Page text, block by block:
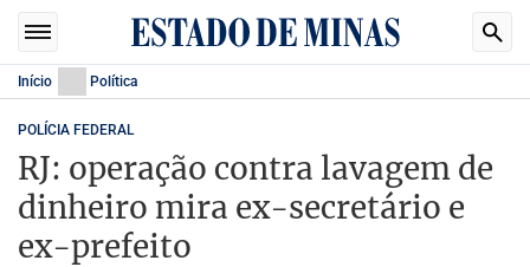
Início Política
POLÍCIA FEDERAL
RJ: operação contra lavagem de
dinheiro mira ex-secretário e
ex-prefeito